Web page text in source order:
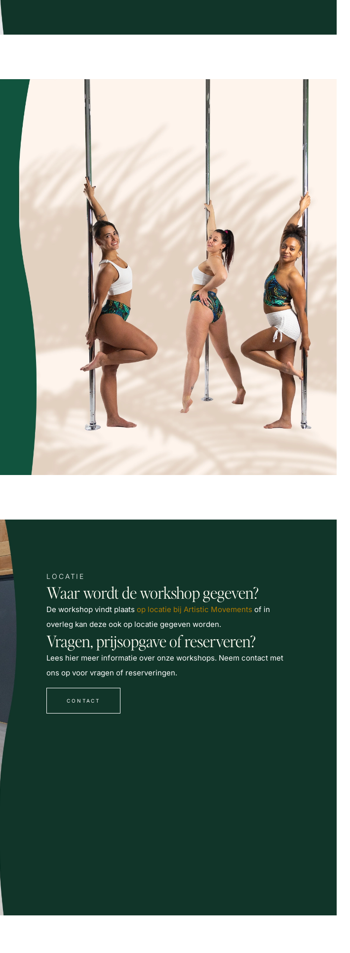
LOCATIE
Waar wordt de workshop gegeven?
De workshop vindt plaatsop locatie bij Artistic Movements of in
overleg kan deze ook op locatie gegeven worden.
Vragen, prijsopgave of reserveren?
Lees hier meer informatie over onze workshops. Neemcontact met
ons op voor vragen of reserveringen.
CONTACT